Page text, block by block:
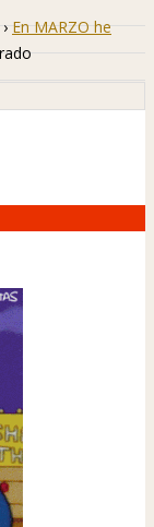
› En MARZO he